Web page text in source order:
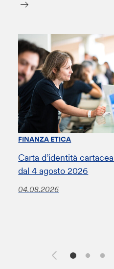
FINANZA ETICA
Carta d’identità
dal 4 agosto 2026
04.08.2026